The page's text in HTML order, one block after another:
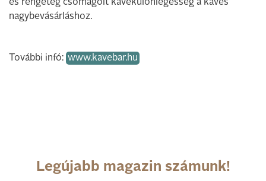
és rengeteg csomagolt kávékülönlegesség a kávés
nagybevásárláshoz.
További infó: www.kavebar.hu
Legújabb magazin számunk!